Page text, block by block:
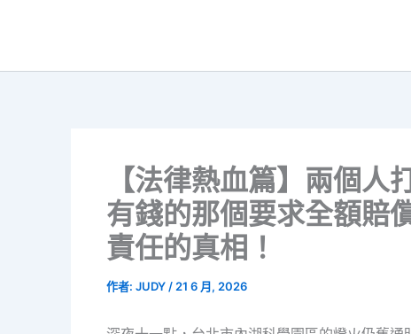
【法律熱血篇】兩個人
有錢的那個要求全額
責任的真相！
作者: JUDY / 21 6 月, 2026